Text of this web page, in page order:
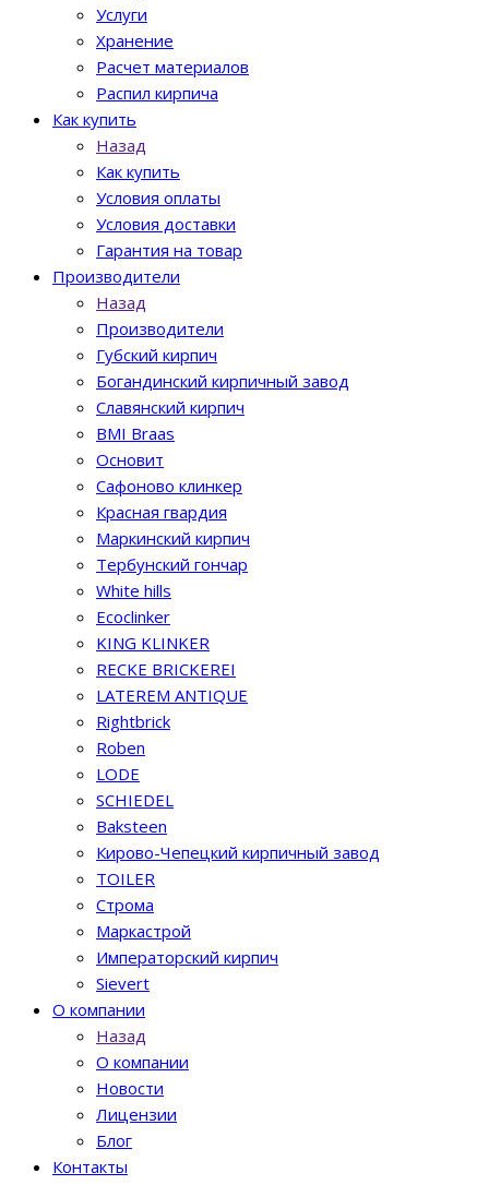
Услуги
Хранение
Расчет материалов
Распил кирпича
Как купить
Назад
Как купить
Условия оплаты
Условия доставки
Гарантия на товар
Производители
Назад
Производители
Губский кирпич
Богандинский кирпичный завод
Славянский кирпич
BMI Braas
Основит
Сафоново клинкер
Красная гвардия
Маркинский кирпич
Тербунский гончар
White hills
Ecoclinker
KING KLINKER
RECKE BRICKEREI
LATEREM ANTIQUE
Rightbrick
Roben
LODE
SCHIEDEL
Baksteen
Кирово-Чепецкий кирпичный завод
TOILER
Строма
Маркастрой
Императорский кирпич
Sievert
О компании
Назад
О компании
Новости
Лицензии
Блог
Контакты